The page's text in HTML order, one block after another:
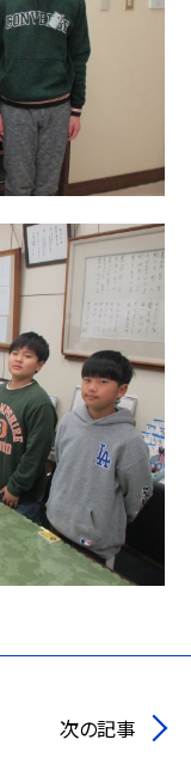
次の記事